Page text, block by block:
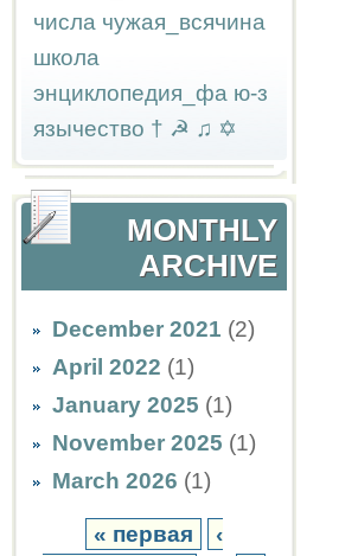
числа чужая_всячина
школа
энциклопедия_фа ю-з
язычество † ☭ ♫ ✡
MONTHLY
ARCHIVE
December 2021 (2)
April 2022 (1)
January 2025 (1)
November 2025 (1)
March 2026 (1)
« первая
‹